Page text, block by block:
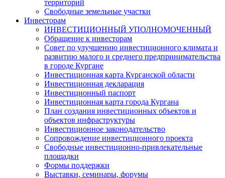
территорий
Свободные земельные участки
Инвесторам
ИНВЕСТИЦИОННЫЙ УПОЛНОМОЧЕННЫЙ
Обращение к инвесторам
Совет по улучшению инвестиционного климата и
развитию малого и среднего предпринимательства
в городе Кургане
Инвестиционная карта Курганской области
Инвестиционная декларация
Инвестиционный паспорт
Инвестиционная карта города Кургана
План создания инвестиционных объектов и
объектов инфраструктуры
Инвестиционное законодательство
Сопровождение инвестиционного проекта
Свободные инвестиционно-привлекательные
площадки
Формы поддержки
Выставки, семинары, форумы